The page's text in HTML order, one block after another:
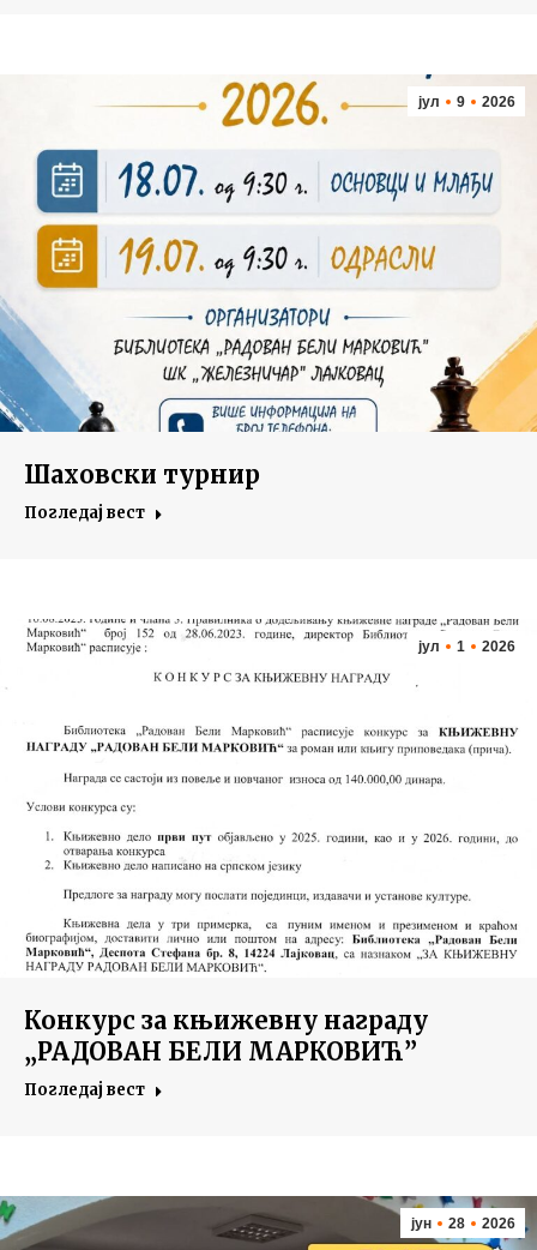
јул 9 2026
Шаховски турнир
Погледај вест
јул 1 2026
Конкурс за књижевну награду
„РАДОВАН БЕЛИ МАРКОВИЋ”
Погледај вест
јун 28 2026